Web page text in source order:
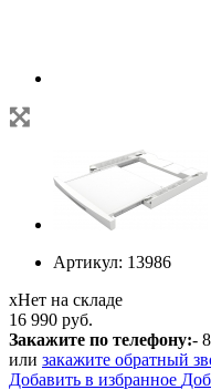
Артикул: 13986
хНет на складе
16 990 руб.
Закажите по телефону:-
или закажите обратный
Добавить в избранное